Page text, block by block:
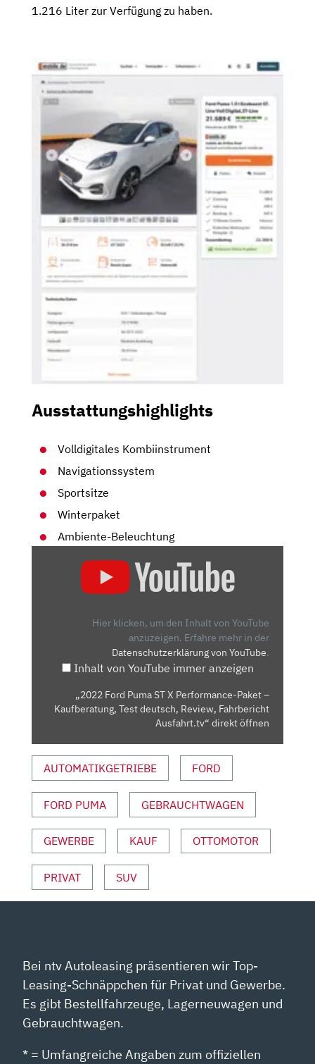
1.216 Liter zur Verfügung zu haben.
Ausstattungshighlights
Volldigitales Kombiinstrument
Navigationssystem
Sportsitze
Winterpaket
Ambiente-Beleuchtung
KAUFBERATUNG,
TEST
FAHRBERICHT
AUSFAHRT.TV“
VON
YOUTUBE
Hier klicken, um den Inhalt von YouTube
anzuzeigen. Erfahre mehr in der
Datenschutzerklärung von YouTube.
Inhalt von YouTube immer anzeigen
„2022 Ford Puma ST X Performance-Paket –
Kaufberatung, Test deutsch, Review, Fahrbericht
Ausfahrt.tv“ direkt öffnen
AUTOMATIKGETRIEBE FORD
FORD PUMA GEBRAUCHTWAGEN
GEWERBE KAUF OTTOMOTOR
PRIVAT SUV
Bei ntv Autoleasing präsentieren wir Top-
Leasing-Schnäppchen für Privat und Gewerbe.
Es gibt Bestellfahrzeuge, Lagerneuwagen und
Gebrauchtwagen.
* = Umfangreiche Angaben zum offiziellen